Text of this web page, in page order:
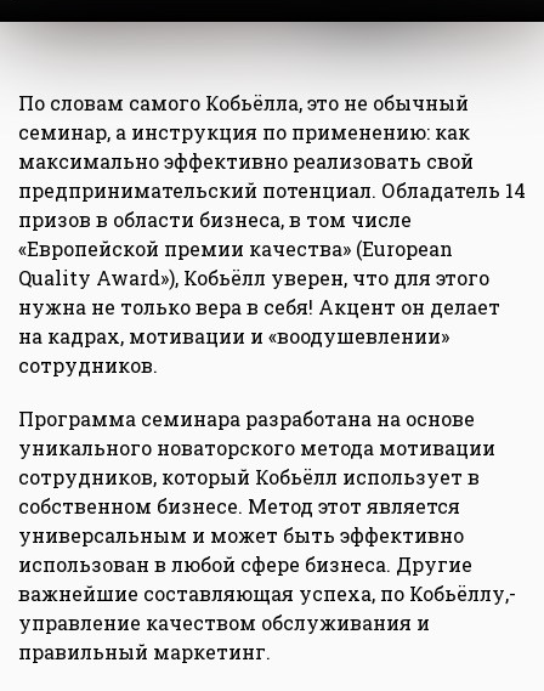
По словам самого Кобьёлла, это не обычный
семинар, а инструкция по применению: как
максимально эффективно реализовать свой
предпринимательский потенциал. Обладатель 14
призов в области бизнеса, в том числе
«Европейской премии качества» (European
Quality Award»), Кобьёлл уверен, что для этого
нужна не только вера в себя! Акцент он делает
на кадрах, мотивации и «воодушевлении»
сотрудников.
Программа семинара разработана на основе
уникального новаторского метода мотивации
сотрудников, который Кобьёлл использует в
собственном бизнесе. Метод этот является
универсальным и может быть эффективно
использован в любой сфере бизнеса. Другие
важнейшие составляющая успеха, по Кобьёллу,-
управление качеством обслуживания и
правильный маркетинг.